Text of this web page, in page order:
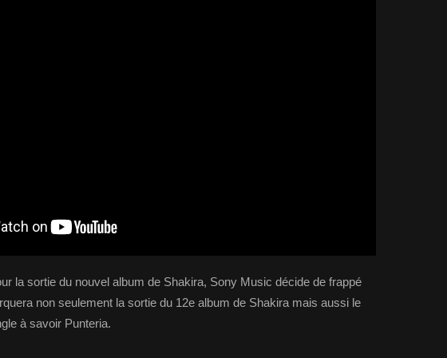
la sortie du nouvel album de Shakira, Sony Music décide de frappé
non seulement la sortie du 12e album de Shakira mais aussi le
à savoir Punteria.